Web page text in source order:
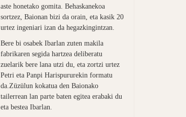
aste honetako gomita. Behaskanekoa
sortzez, Baionan bizi da orain, eta kasik 20
urtez ingeniari izan da hegazkingintzan.
Bere bi osabek Ibarlan zuten makila
fabrikaren segida hartzea deliberatu
zuelarik bere lana utzi du, eta zortzi urtez
Petri eta Panpi Harispururekin formatu
da.Züzülun kokatua den Baionako
tailerrean lan parte baten egitea erabaki du
eta bestea Ibarlan.